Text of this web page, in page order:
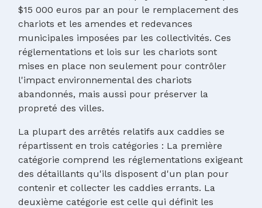
$15 000 euros par an pour le remplacement des
chariots et les amendes et redevances
municipales imposées par les collectivités. Ces
réglementations et lois sur les chariots sont
mises en place non seulement pour contrôler
l'impact environnemental des chariots
abandonnés, mais aussi pour préserver la
propreté des villes.
La plupart des arrêtés relatifs aux caddies se
répartissent en trois catégories : La première
catégorie comprend les réglementations exigeant
des détaillants qu'ils disposent d'un plan pour
contenir et collecter les caddies errants. La
deuxième catégorie est celle qui définit les